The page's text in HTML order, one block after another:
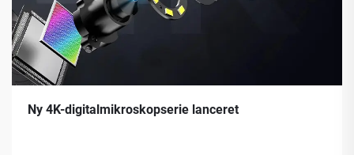
Ny 4K-digitalmikroskopserie lanceret